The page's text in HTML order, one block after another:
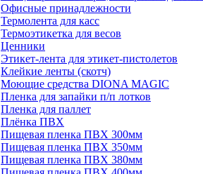
Офисные принадлежности
Термолента для касс
Термоэтикетка для весов
Ценники
Этикет-лента для этикет-пистолетов
Клейкие ленты (скотч)
Моющие средства DIONA MAGIC
Пленка для запайки п/п лотков
Пленка для паллет
Плёнка ПВХ
Пищевая пленка ПВХ 300мм
Пищевая пленка ПВХ 350мм
Пищевая пленка ПВХ 380мм